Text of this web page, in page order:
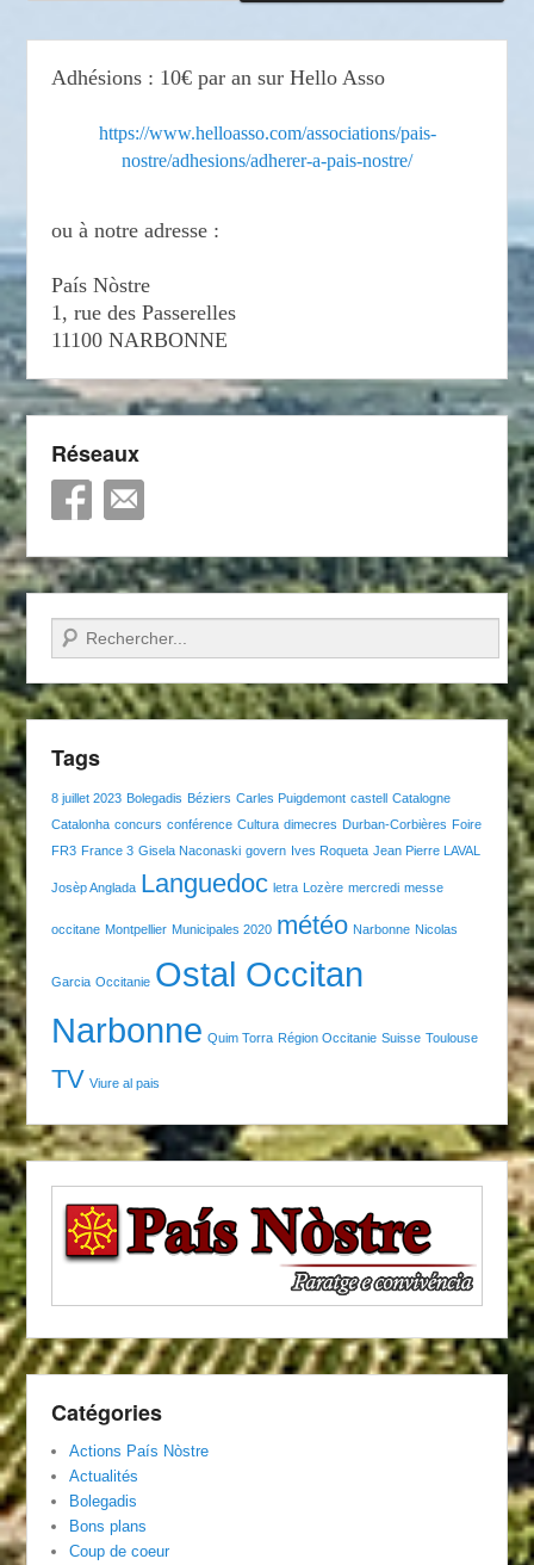
Adhésions : 10€ par an sur Hello Asso
https://www.helloasso.com/associations/pais-
nostre/adhesions/adherer-a-pais-nostre/
ou à notre adresse :
País Nòstre
1, rue des Passerelles
11100 NARBONNE
Réseaux
Recherche
Tags
8 juillet 2023 Bolegadis Béziers Carles Puigdemont castell Catalogne
Catalonha concurs conférence Cultura dimecres Durban-Corbières Foire
FR3 France 3 Gisela Naconaski govern Ives Roqueta Jean Pierre LAVAL
Josèp Anglada Languedoc letra Lozère mercredi messe
occitane Montpellier Municipales 2020 météo Narbonne Nicolas
Garcia Occitanie Ostal Occitan
Narbonne Quim Torra Région Occitanie Suisse Toulouse
TV Viure al pais
Catégories
Actions País Nòstre
Actualités
Bolegadis
Bons plans
Coup de coeur